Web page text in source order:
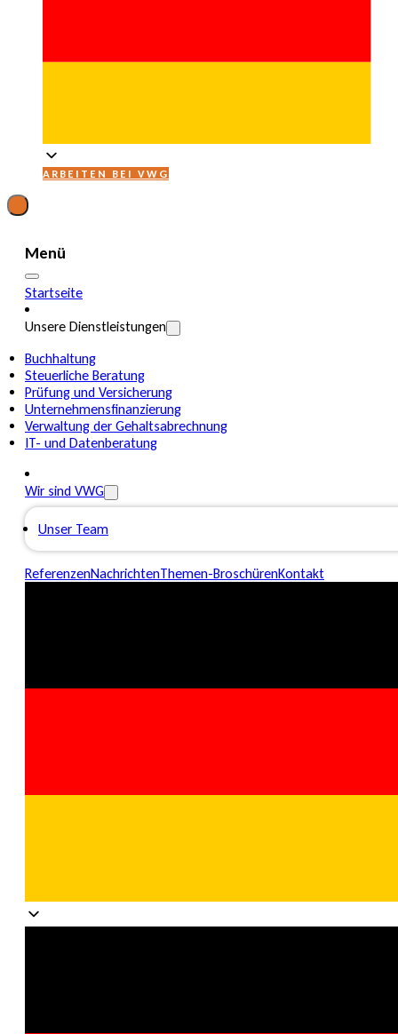
ARBEITEN BEI VWG
Menü
Startseite
Unsere Dienstleistungen
Buchhaltung
Steuerliche Beratung
Prüfung und Versicherung
Unternehmensfinanzierung
Verwaltung der Gehaltsabrechnung
IT- und Datenberatung
Wir sind VWG
Unser Team
ReferenzenNachrichtenThemen-BroschürenKontakt